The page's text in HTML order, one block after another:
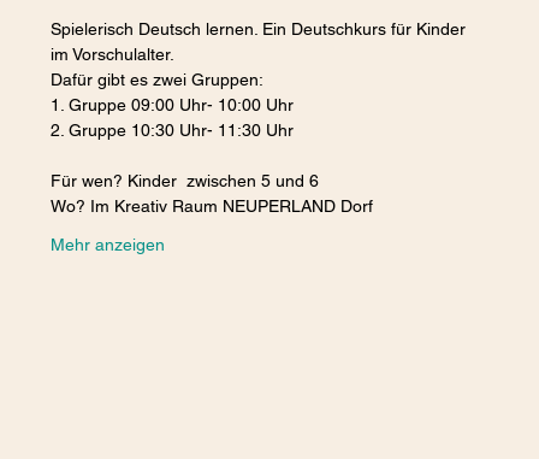
Spielerisch Deutsch lernen. Ein Deutschkurs für Kinder
im Vorschulalter.
Dafür gibt es zwei Gruppen:
1. Gruppe 09:00 Uhr- 10:00 Uhr
2. Gruppe 10:30 Uhr- 11:30 Uhr
Für wen? Kinder  zwischen 5 und 6
Wo? Im Kreativ Raum NEUPERLAND Dorf
Mehr anzeigen